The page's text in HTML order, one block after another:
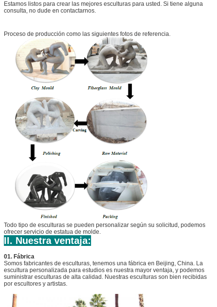
Estamos listos para crear las mejores esculturas para usted. Si tiene alguna
consulta, no dude en contactarnos.
Proceso de producción como las siguientes fotos de referencia.
Todo tipo de esculturas se pueden personalizar según su solicitud, podemos
ofrecer servicio de estatua de molde.
II. Nuestra ventaja:
01. Fábrica
Somos fabricantes de esculturas, tenemos una fábrica en Beijing, China. La
escultura personalizada para estudios es nuestra mayor ventaja, y podemos
suministrar esculturas de alta calidad. Nuestras esculturas son bien recibidas
por escultores y artistas.